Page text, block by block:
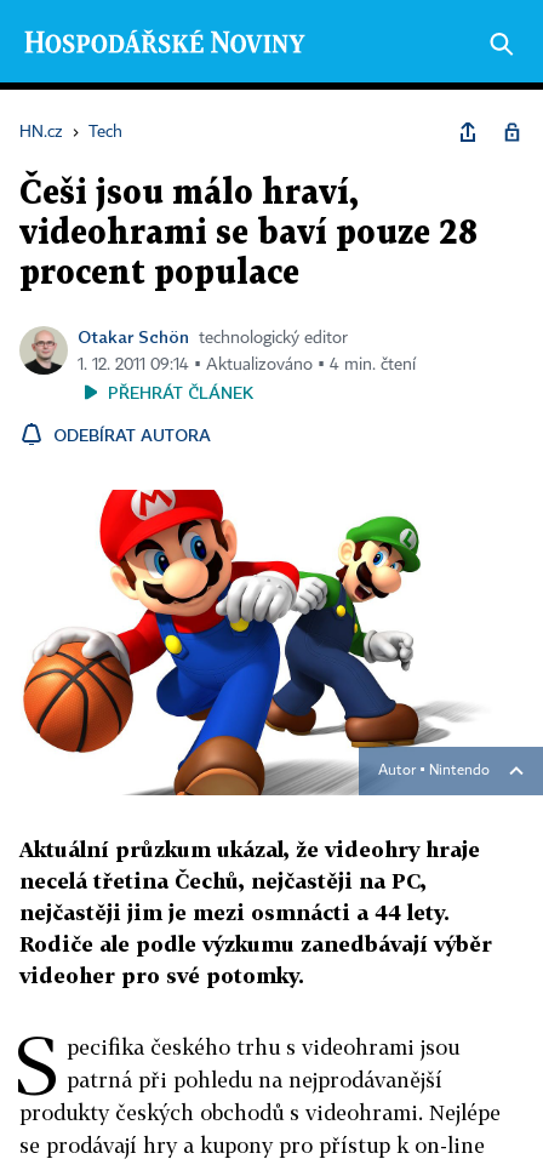
HN.cz › Tech
Češi jsou málo hraví,
videohrami se baví pouze 28
procent populace
Otakar Schön
technologický editor
1. 12. 2011 09:14 ▪ Aktualizováno ▪ 4 min. čtení
PŘEHRÁT ČLÁNEK
ODEBÍRAT AUTORA
Autor ▪ Nintendo
Aktuální průzkum ukázal, že videohry hraje
necelá třetina Čechů, nejčastěji na PC,
nejčastěji jim je mezi osmnácti a 44 lety.
Rodiče ale podle výzkumu zanedbávají výběr
videoher pro své potomky.
S pecifika českého trhu s videohrami jsou
patrná při pohledu na nejprodávanější
produkty českých obchodů s videohrami. Nejlépe
se prodávají hry a kupony pro přístup k on-line